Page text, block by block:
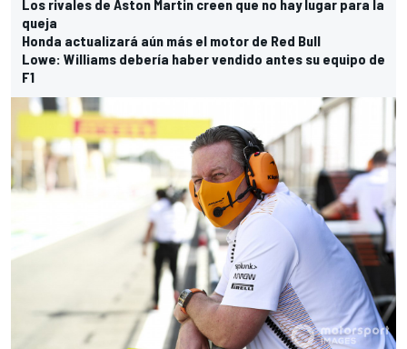
Los rivales de Aston Martin creen que no hay lugar para la
queja
Honda actualizará aún más el motor de Red Bull
Lowe: Williams debería haber vendido antes su equipo de
F1